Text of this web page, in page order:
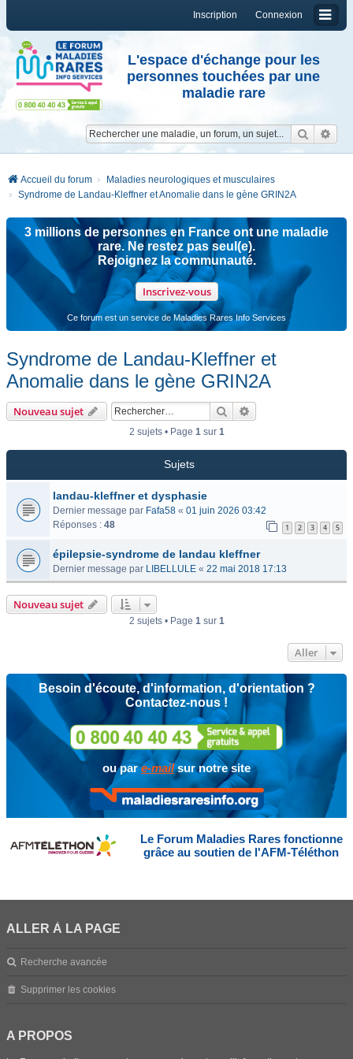
Connexion
Inscription
L'espace d'échange pour les
personnes touchées par une
maladie rare
Accueil du forum
Maladies neurologiques et musculaires
Syndrome de Landau-Kleffner et Anomalie dans le gène GRIN2A
3 millions de personnes en France ont une maladie
rare. Ne restez pas seul(e).
Rejoignez la communauté.
Inscrivez-vous
Ce forum est un service de Maladies Rares Info Services
Syndrome de Landau-Kleffner et
Anomalie dans le gène GRIN2A
Nouveau sujet Rechercher
2 sujets • Page 1sur 1
Sujets
landau-kleffner et dysphasie
Dernier message par Fafa58 « 01 juin 2026 03:42
Réponses : 48 1 2 3 4 5
épilepsie-syndrome de landau kleffner
Dernier message par LIBELLULE « 22 mai 2018 17:13
Nouveau sujet
2 sujets • Page 1sur 1
Aller
Besoin d'écoute, d'information, d'orientation ?
Contactez-nous !
ou pare-mailsur notre site
Le Forum Maladies Rares fonctionne
grâce au soutien de l'AFM-Téléthon
ALLER À LA PAGE
Recherche avancée
Supprimer les cookies
A PROPOS